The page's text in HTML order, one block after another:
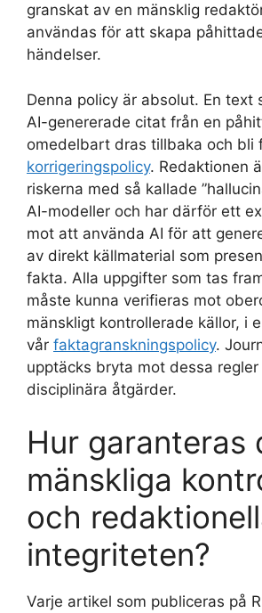
granskat av en mänsklig
användas för att skapa
händelser.
Denna policy är absolut. En text
AI-genererade citat från en
omedelbart dras tillbaka och bli
korrigeringspolicy. Redaktionen
riskerna med så kallade
AI-modeller och har därför ett
mot att använda AI för att
av direkt källmaterial som
fakta. Alla uppgifter som tas
måste kunna verifieras mot
mänskligt kontrollerade källor, i
vår faktagranskningspolicy.
upptäcks bryta mot dessa regler
disciplinära åtgärder.
Hur garanteras
mänskliga
och
integriteten?
Varje artikel som publiceras på